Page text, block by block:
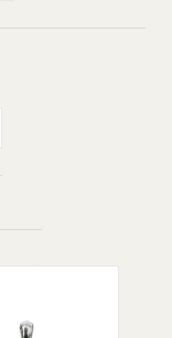
乌木十字架图